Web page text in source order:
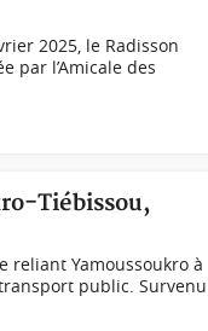
2025, le Radisson
par l’Amicale des
Tiébissou,
reliant Yamoussoukro à
public. Survenu